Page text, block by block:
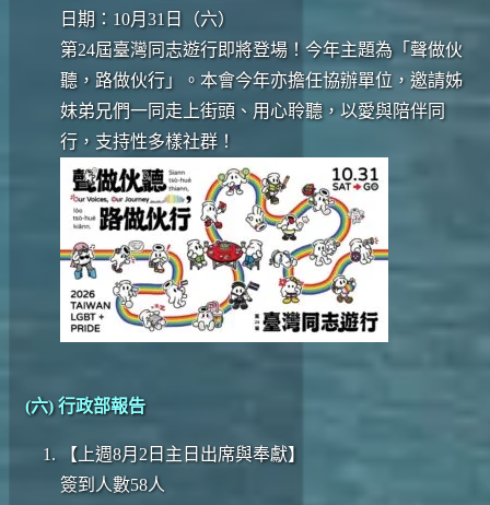
日期：10月31日（六）
第24屆臺灣同志遊行即將登場！今年主題為「聲做伙
聽，路做伙行」。本會今年亦擔任協辦單位，邀請姊
妹弟兄們一同走上街頭、用心聆聽，以愛與陪伴同
行，支持性多樣社群！
(六) 行政部報告
【上週8月2日主日出席與奉獻】
簽到人數58人